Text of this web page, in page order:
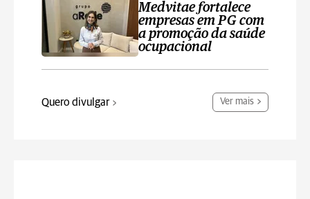
Medvitae fortalece
empresas em PG com
a promoção da saúde
ocupacional
Quero divulgar Ver mais